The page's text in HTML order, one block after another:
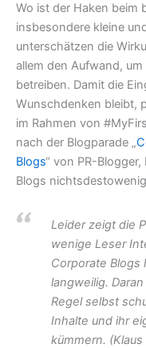
Wo ist der Haken beim
insbesondere kleine
unterschätzen die
allem den Aufwand,
betreiben. Damit die
Wunschdenken bleibt,
im Rahmen von
nach der Blogparade „
Blogs“ von PR-
Blogs
Leider zeigt die
wenige Leser
Corporate Blogs
langweilig.
Regel selbst
Inhalte und ihr
kümmern. (Klaus